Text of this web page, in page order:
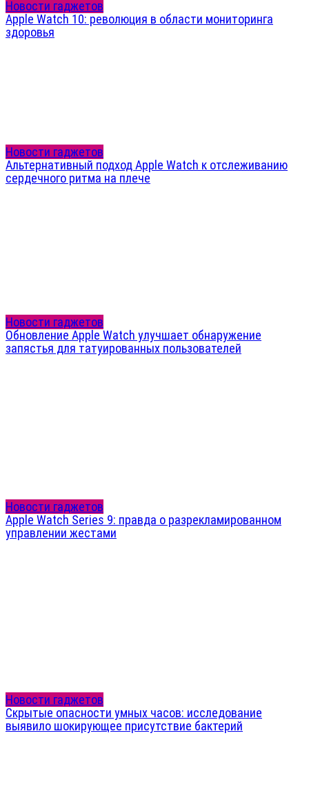
Новости гаджетов
Apple Watch 10: революция в области мониторинга
здоровья
Новости гаджетов
Альтернативный подход Apple Watch к отслеживанию
сердечного ритма на плече
Новости гаджетов
Обновление Apple Watch улучшает обнаружение
запястья для татуированных пользователей
Новости гаджетов
Apple Watch Series 9: правда о разрекламированном
управлении жестами
Новости гаджетов
Скрытые опасности умных часов: исследование
выявило шокирующее присутствие бактерий